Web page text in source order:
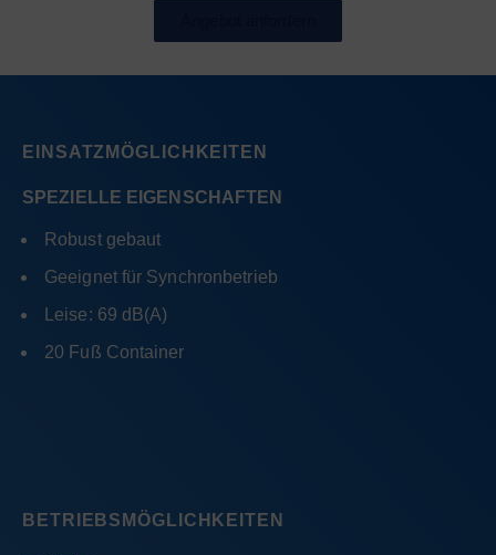
EINSATZMÖGLICHKEITEN
SPEZIELLE EIGENSCHAFTEN
Robust gebaut
Geeignet für Synchronbetrieb
Leise: 69 dB(A)
20 Fuß Container
BETRIEBSMÖGLICHKEITEN